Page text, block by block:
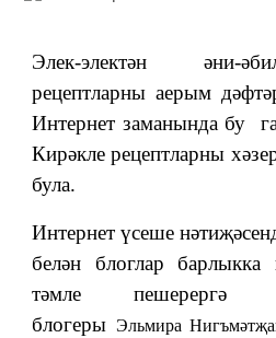
Элек-электән әни-
рецептларны аерым
Интернет заманында бу
Кирәкле рецептларны
була.
Интернет үсеше
белән блоглар
тәмле пешерергә
блогеры Эльмира